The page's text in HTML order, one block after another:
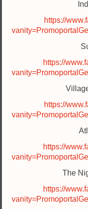
https://
https://
https://
https://
The
https://